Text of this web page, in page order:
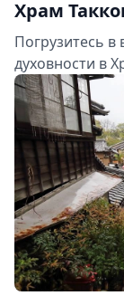
Храм
Погрузитесь в
духовности в